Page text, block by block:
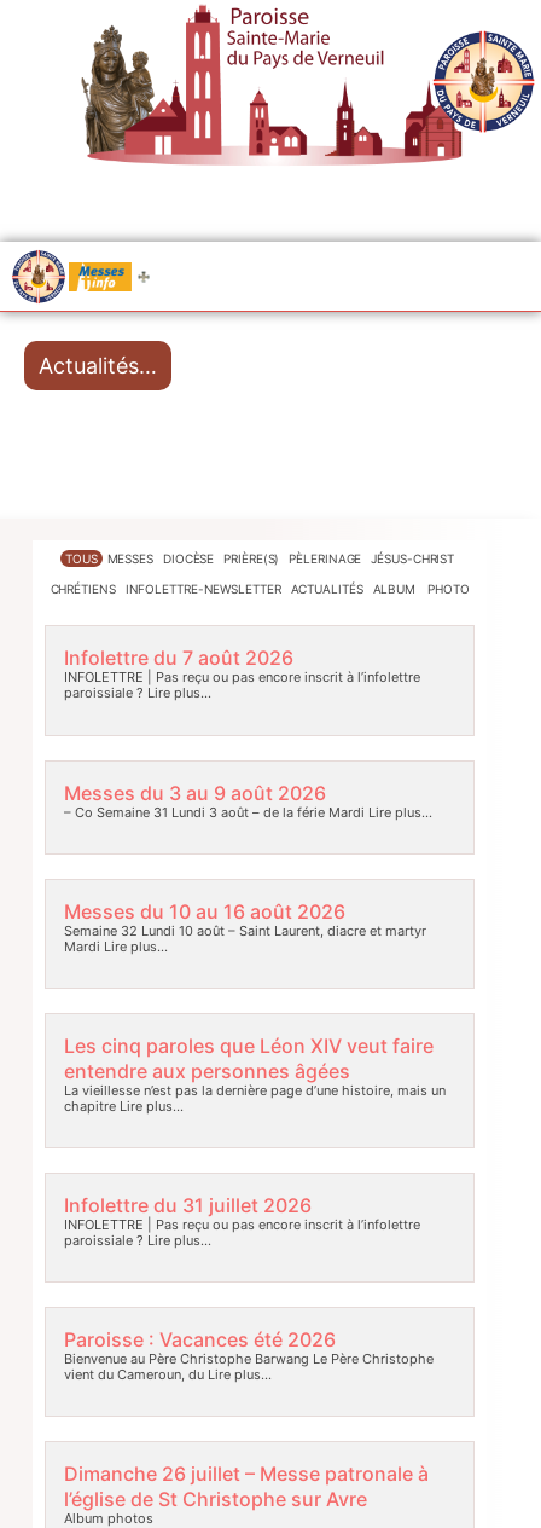
Messes
Actualités…
TOUS MESSES DIOCÈSE PRIÈRE(S) PÈLERINAGE JÉSUS-CHRIST
CHRÉTIENS INFOLETTRE-NEWSLETTER ACTUALITÉS ALBUM PHOTO
Infolettre du 7 août 2026
INFOLETTRE | Pas reçu ou pas encore inscrit à l’infolettre
paroissiale ? Lire plus…
Messes du 3 au 9 août 2026
– Co Semaine 31 Lundi 3 août – de la férie Mardi Lire plus…
Messes du 10 au 16 août 2026
Semaine 32 Lundi 10 août – Saint Laurent, diacre et martyr
Mardi Lire plus…
Les cinq paroles que Léon XIV veut faire
entendre aux personnes âgées
La vieillesse n’est pas la dernière page d’une histoire, mais un
chapitreLire plus…
Infolettre du 31 juillet 2026
INFOLETTRE | Pas reçu ou pas encore inscrit à l’infolettre
paroissiale ? Lire plus…
Paroisse : Vacances été 2026
Bienvenue au Père Christophe Barwang Le Père Christophe
vient du Cameroun, duLire plus…
Dimanche 26 juillet – Messe patronale à
l’église de St Christophe sur Avre
Album photos